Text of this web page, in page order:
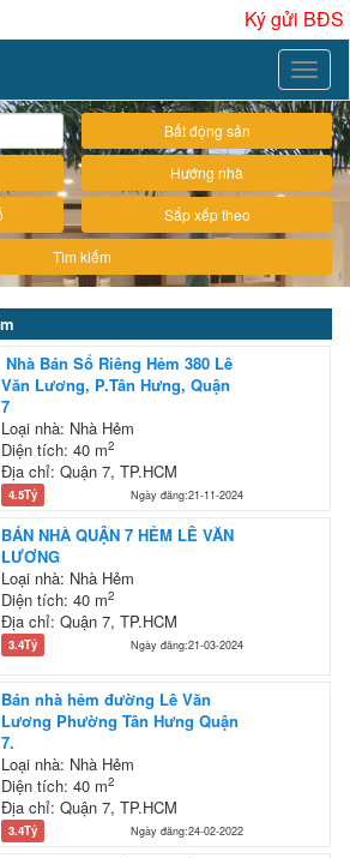
Ký gửi BĐS
Toggle
Bất động sản
Hướng nhà
Sắp xếp theo
Tìm kiếm
Nhà Bán Sổ Riêng Hẻm 380 Lê
Văn Lương, P.Tân Hưng, Quận
7
Loại nhà: Nhà Hẻm
Diện tích: 40 m2
Địa chỉ: Quận 7, TP.HCM
4.5Tỷ Ngày đăng:21-11-2024
BÁN NHÀ QUẬN 7 HẺM LÊ VĂN
LƯƠNG
Loại nhà: Nhà Hẻm
Diện tích: 40 m2
Địa chỉ: Quận 7, TP.HCM
3.4Tỷ Ngày đăng:21-03-2024
Bán nhà hẻm đường Lê Văn
Lương Phường Tân Hưng Quận
7.
Loại nhà: Nhà Hẻm
Diện tích: 40 m2
Địa chỉ: Quận 7, TP.HCM
3.4Tỷ Ngày đăng:24-02-2022